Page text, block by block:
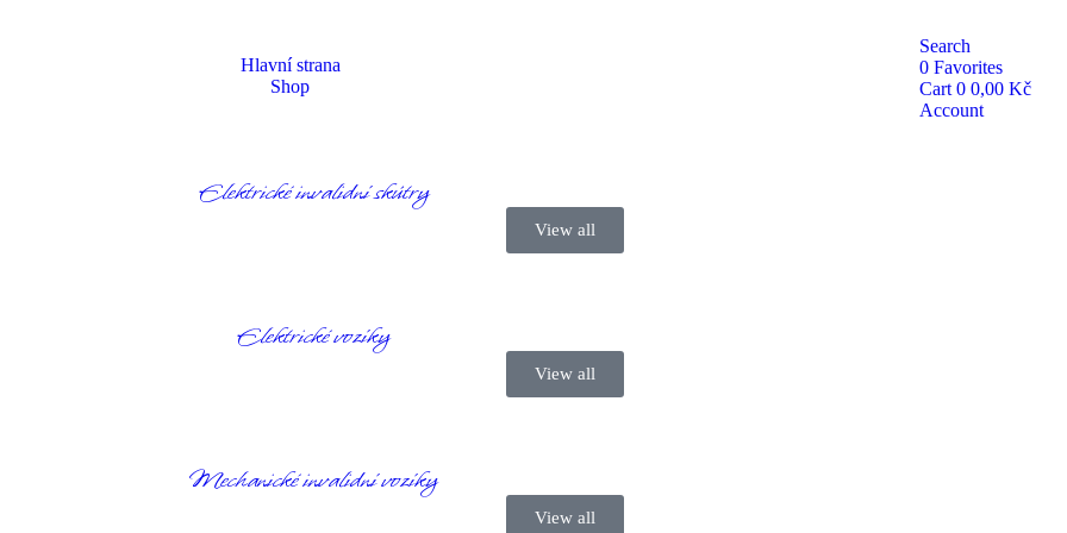
Hlavní strana
Shop
Elektrické invalidní skútry
View all
Elektrické vozíky
View all
Mechanické invalidní vozíky
View all
Search
0 Favorites
Cart 0 0,00 Kč
Account